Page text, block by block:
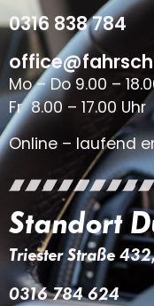
0316 838 784
Mo – Do 9.00 –
Fr 8.00 – 17.00 Uhr
Online – laufend
Standort
Triester Straße
0316 784 624